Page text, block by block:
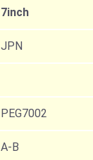
7inch
JPN
PEG7002
A-B